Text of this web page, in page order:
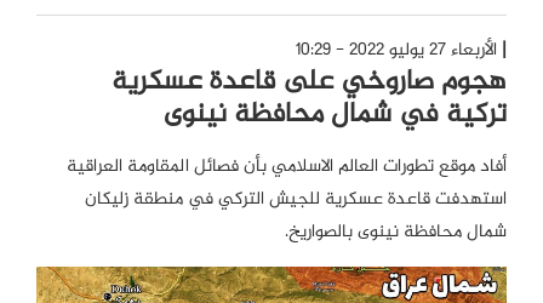
الأربعاء 27 يوليو 2022 - 10:29
هجوم صاروخي على قاعدة عسكرية
تركية في شمال محافظة نينوى
أفاد موقع تطورات العالم الاسلامي بأن فصائل المقاومة العراقية
استهدفت قاعدة عسكرية للجيش التركي في منطقة زليكان
شمال محافظة نينوى بالصواريخ.